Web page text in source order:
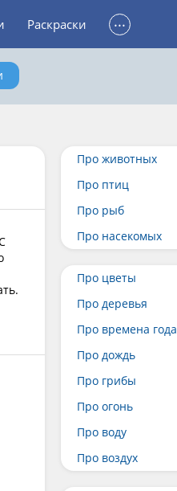
Раскраски ...
Про животных
Про птиц
Про рыб
Про насекомых
Про цветы
Про деревья
Про времена года
Про дождь
Про грибы
Про огонь
Про воду
Про воздух